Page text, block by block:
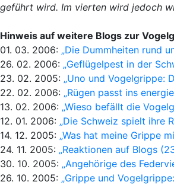
geführt wird. Im vierten wird jedoch
Hinweis auf weitere Blogs zur
01. 03. 2006: „Die Dummheiten rund
26. 02. 2006: „Geflügelpest in der
23. 02. 2005: „Uno und Vogelgrippe:
22. 02. 2006: „Rügen passt ins
13. 02. 2006: „Wieso befällt die
12. 01. 2006: „Die Schweiz spielt ihre
14. 12. 2005: „Was hat meine Grippe
24. 11. 2005: „Reaktionen auf Blogs
30. 10. 2005: „Angehörige des
26. 10. 2005: „Grippe und